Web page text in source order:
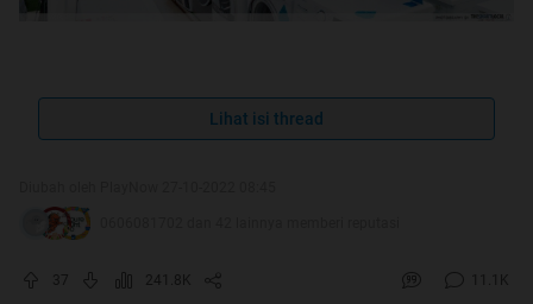
sekunder di hampir setiap rumah di Indonesia. Iklim
ruangan adem dan nyaman.
yang beredar maupun pernah beredar. Tidak ayal,
Lihat isi thread
37 241.8K 11.1K